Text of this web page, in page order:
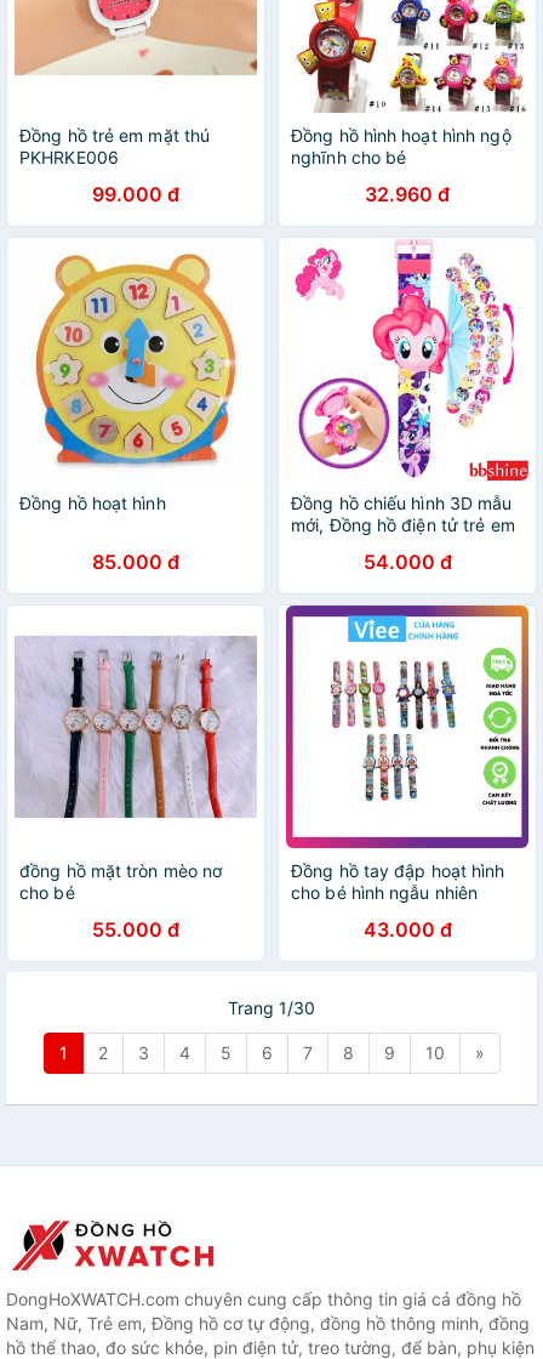
Đồng hồ trẻ em mặt thú
PKHRKE006
99.000 đ
Đồng hồ hình hoạt hình ngộ
nghĩnh cho bé
32.960 đ
Đồng hồ hoạt hình
85.000 đ
Đồng hồ chiếu hình 3D mẫu
mới, Đồng hồ điện tử trẻ em
chủ đề hoạt hình BBShine -
DH020
54.000 đ
đồng hồ mặt tròn mèo nơ
cho bé
55.000 đ
Đồng hồ tay đập hoạt hình
cho bé hình ngẫu nhiên
43.000 đ
Trang 1/30
1 2 3 4 5 6 7 8 9 10 »
DongHoXWATCH.com chuyên cung cấp thông tin giá cả đồng hồ
Nam, Nữ, Trẻ em, Đồng hồ cơ tự động, đồng hồ thông minh, đồng
hồ thể thao, đo sức khỏe, pin điện tử, treo tường, để bàn, phụ kiện